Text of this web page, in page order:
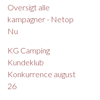
Oversigt alle
kampagner - Netop
Nu
KG Camping
Kundeklub
Konkurrence august
26